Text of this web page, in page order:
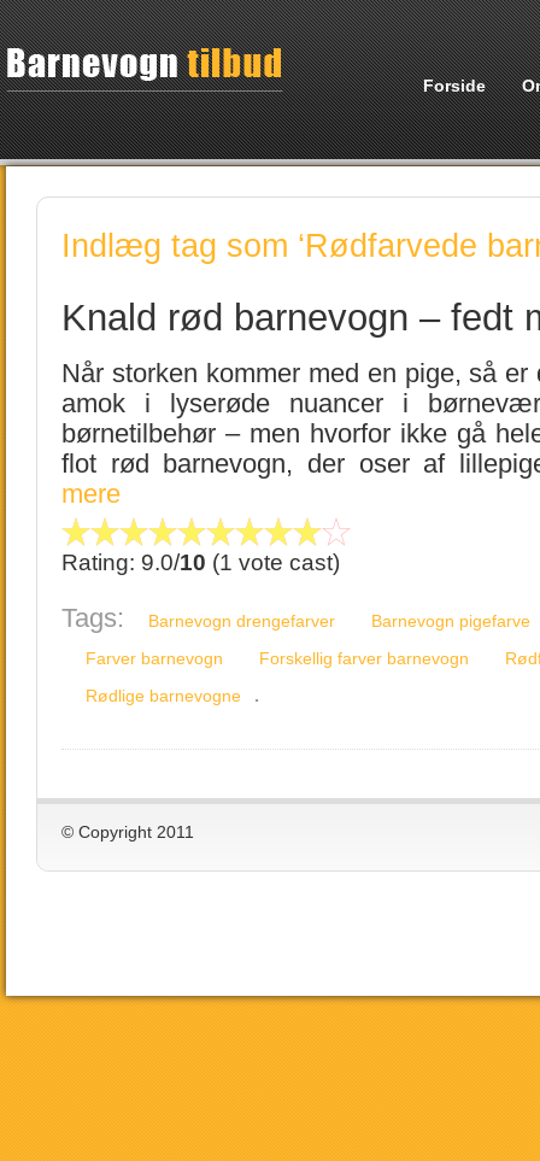
Forside
Indlæg tag som ‘Rødfarvede
Knald rød barnevogn – fedt
Når storken kommer med en pige, så er
amok i lyserøde nuancer i
børnetilbehør – men hvorfor ikke gå
flot rød barnevogn, der oser af
mere
Rating: 9.0/10 (1 vote cast)
Tags: Barnevogn drengefarver
Barnevogn pigefarve
Farver barnevogn
Forskellig farver barnevogn
Rødlige barnevogne
.
© Copyright 2011